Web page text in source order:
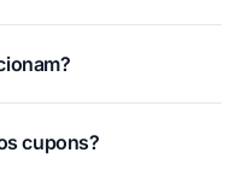
cupons?